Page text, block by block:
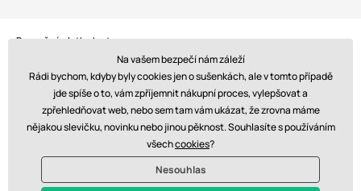
Bezpečná platba kartou:
Doprava:
Na vašem bezpečí nám záleží
Rádi bychom, kdyby byly cookies jen o sušenkách, ale v tomto případě
jde spíše o to, vám zpříjemnit nákupní proces, vylepšovat a
zpřehledňovat web, nebo sem tam vám ukázat, že zrovna máme
nějakou slevičku, novinku nebo jinou pěknost. Souhlasíte s používáním
všechcookies?
Nesouhlas